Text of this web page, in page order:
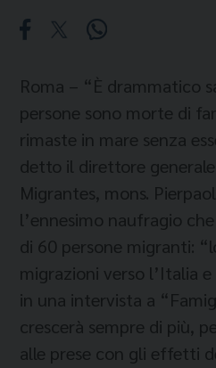
Roma – “È drammatico
persone sono morte di
rimaste in mare senza
detto il direttore
Migrantes, mons.
l’ennesimo naufragio
di 60 persone migranti:
migrazioni verso l’Italia
in una intervista a
crescerà sempre di più,
alle prese con gli effetti